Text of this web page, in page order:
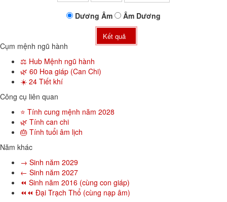
Dương Âm Âm Dương
Kết quả
Cụm mệnh ngũ hành
⚖️ Hub Mệnh ngũ hành
🌿 60 Hoa giáp (Can Chi)
☀️ 24 Tiết khí
Công cụ liên quan
⭐ Tính cung mệnh năm 2028
🌿 Tính can chi
🎂 Tính tuổi âm lịch
Năm khác
→ Sinh năm 2029
← Sinh năm 2027
⏪ Sinh năm 2016 (cùng con giáp)
⏪⏪ Đại Trạch Thổ (cùng nạp âm)